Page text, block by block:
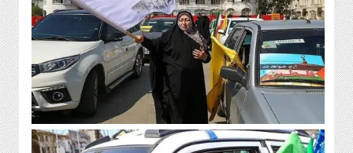
اقتصادی
روزنامه
دسترسی
سریع
سیاست
حفظ
حریم
خصوصی